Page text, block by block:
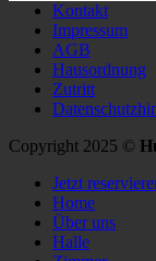
Kontakt
Impressum
AGB
Hausordnung
Zutritt
Copyright 2025 ©
Jetzt
Home
Über uns
Halle